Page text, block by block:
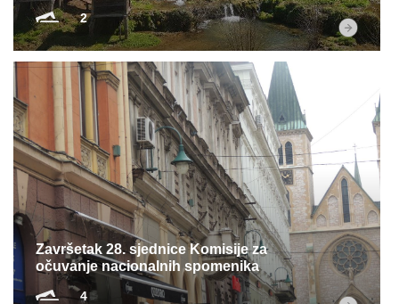
2
Završetak 28. sjednice Komisije za
očuvanje nacionalnih spomenika
4